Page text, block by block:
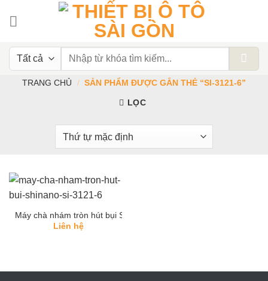
dung
Tìm
TRANG CHỦ
/ SẢN PHẨM ĐƯỢC GẮN THẺ “SI-3121-6”
LỌC
Máy chà nhám tròn hút bụi Shinano SI 3121-6
Liên hệ